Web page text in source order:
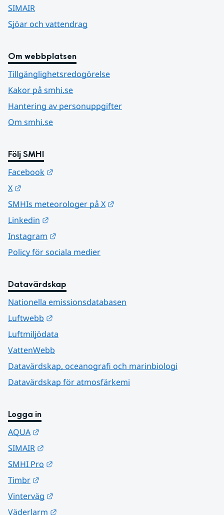
SIMAIR
Sjöar och vattendrag
Om webbplatsen
Tillgänglighetsredogörelse
Kakor på smhi.se
Hantering av personuppgifter
Om smhi.se
Följ SMHI
Facebook
X
SMHIs meteorologer på X
Linkedin
Instagram
Policy för sociala medier
Datavärdskap
Nationella emissionsdatabasen
Luftwebb
Luftmiljödata
VattenWebb
Datavärdskap, oceanografi och marinbiologi
Datavärdskap för atmosfärkemi
Logga in
AQUA
SIMAIR
SMHI Pro
Timbr
Vinterväg
Väderlarm